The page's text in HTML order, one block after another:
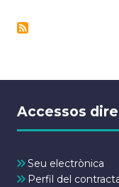
Accessos
Seu electrònica
Perfil del